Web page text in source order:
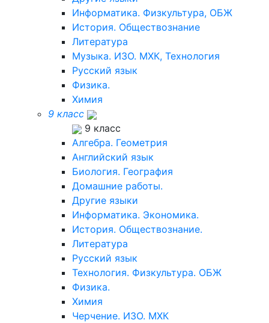
Информатика. Физкультура, ОБЖ
История. Обществознание
Литература
Музыка. ИЗО. МХК, Технология
Русский язык
Физика.
Химия
9 класс
9 класс
Алгебра. Геометрия
Английский язык
Биология. География
Домашние работы.
Другие языки
Информатика. Экономика.
История. Обществознание.
Литература
Русский язык
Технология. Физкультура. ОБЖ
Физика.
Химия
Черчение. ИЗО. МХК